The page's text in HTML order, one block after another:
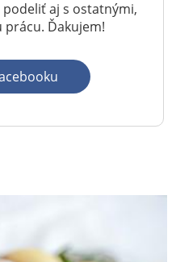
aj s ostatnými,
Ďakujem!